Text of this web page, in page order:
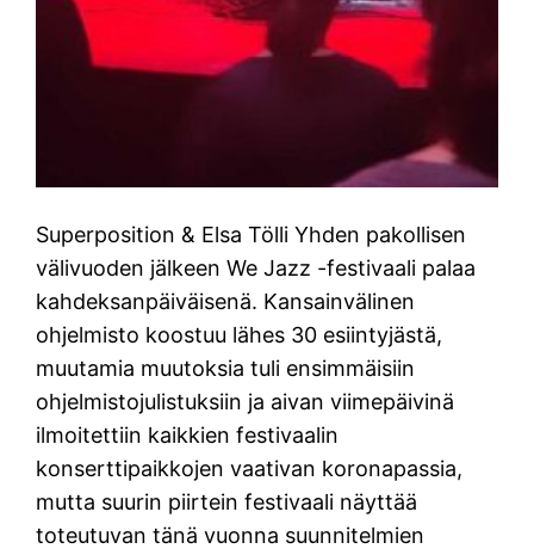
Superposition & Elsa Tölli Yhden pakollisen
välivuoden jälkeen We Jazz -festivaali palaa
kahdeksanpäiväisenä. Kansainvälinen
ohjelmisto koostuu lähes 30 esiintyjästä,
muutamia muutoksia tuli ensimmäisiin
ohjelmistojulistuksiin ja aivan viimepäivinä
ilmoitettiin kaikkien festivaalin
konserttipaikkojen vaativan koronapassia,
mutta suurin piirtein festivaali näyttää
toteutuvan tänä vuonna suunnitelmien